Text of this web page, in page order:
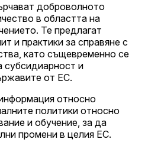
доброволното
в областта на
Те предлагат
и практики за справяне с
като същевременно се
субсидиарност и
от ЕС.
относно
политики относно
и обучение, за да
промени в целия ЕС.